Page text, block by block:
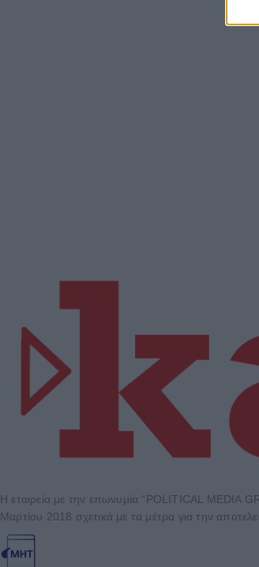
Η εταιρεία με την επωνυμία “POLITICAL MEDIA
Μαρτίου 2018 σχετικά με τα μέτρα για την
Μοναδικός αριθμός Μ.Η.Τ. 262048
ΤΑ ΠΡΩΤΟΣΕΛΙΔΑ ΣΗΜΕΡΑ